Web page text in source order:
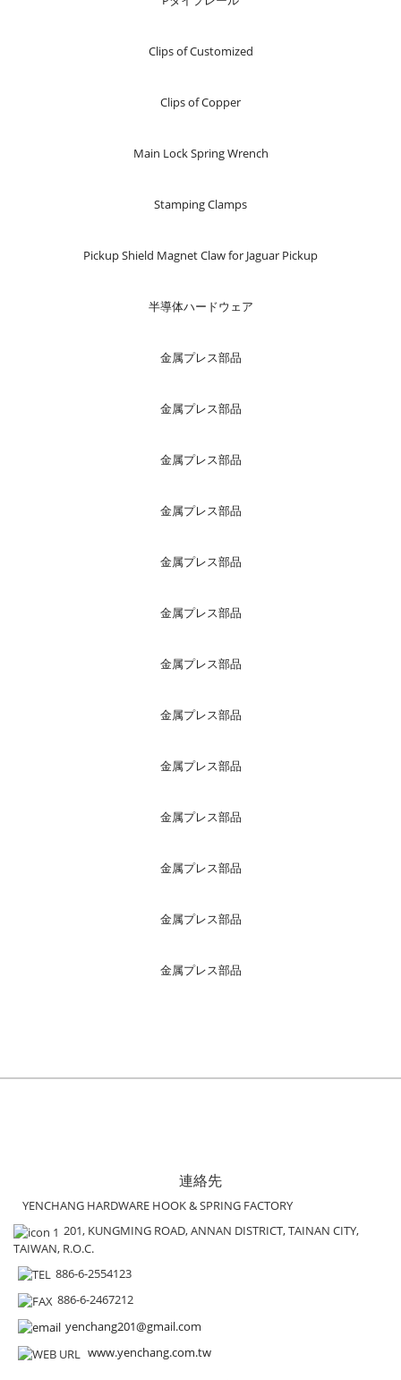
Clips of Customized
Clips of Copper
Main Lock Spring Wrench
Stamping Clamps
Pickup Shield Magnet Claw for Jaguar Pickup
半導体ハードウェア
金属プレス部品
金属プレス部品
金属プレス部品
金属プレス部品
金属プレス部品
金属プレス部品
金属プレス部品
金属プレス部品
金属プレス部品
金属プレス部品
金属プレス部品
金属プレス部品
金属プレス部品
連絡先
YENCHANG HARDWARE HOOK & SPRING FACTORY
201, KUNGMING ROAD, ANNAN DISTRICT, TAINAN CITY,
TAIWAN, R.O.C.
886-6-2554123
886-6-2467212
yenchang201@gmail.com
www.yenchang.com.tw